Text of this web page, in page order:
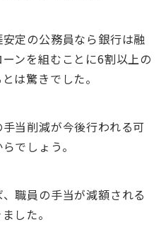
定の公務員なら銀行は融
ンを組むことに6割以上の
は驚きでした。
当削減が今後行われる可
でしょう。
職員の手当が減額される
した。